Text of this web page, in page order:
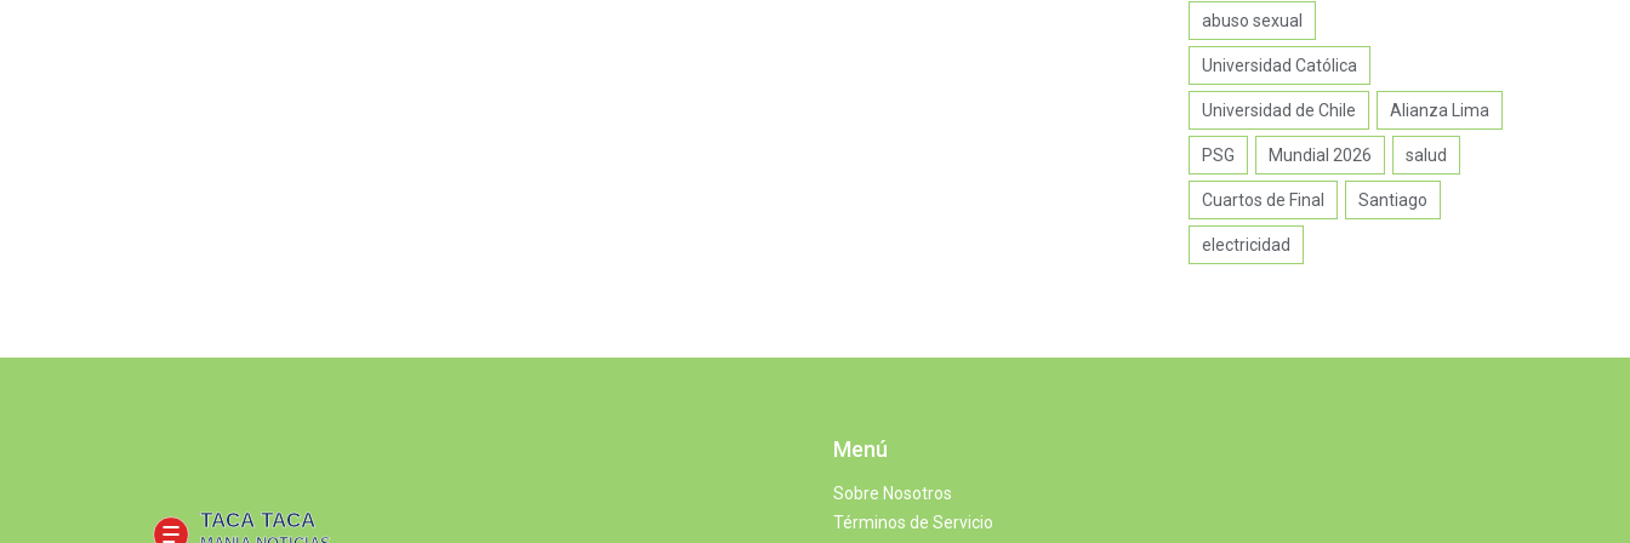
abuso sexual
Universidad Católica
Universidad de Chile Alianza Lima
PSG Mundial 2026 salud
Cuartos de Final Santiago
electricidad
Menú
Sobre Nosotros
Términos de Servicio